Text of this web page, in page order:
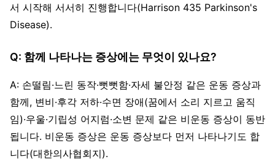
서 시작해 서서히 진행합니다(Harrison 435 Parkinson's
Disease).
Q: 함께 나타나는 증상에는 무엇이 있나요?
A: 손떨림·느린 동작·뻣뻣함·자세 불안정 같은 운동 증상과
함께, 변비·후각 저하·수면 장애(꿈에서 소리 지르고 움직
임)·우울·기립성 어지럼·소변 문제 같은 비운동 증상이 동반
됩니다. 비운동 증상은 운동 증상보다 먼저 나타나기도 합
니다(대한의사협회지).